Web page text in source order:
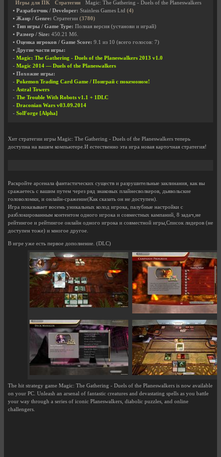
Игры для ПК
Стратегии
Magic: The Gathering - Duels of the Planeswalkers
• Разработчик / Developer: Stainless Games Ltd (4)
• Жанр / Genre: Стратегии (3780)
• Тип игры / Game Type: Полная версия (установи и играй)
• Размер / Size: 450.21 Мб.
• Оценка игроков / Game Score: 9.1 из 10 (всего голосов: 7)
• Другие части игры:
- Magic: The Gathering - Duels of the Planeswalkers 2013 v1.0
- Magic 2014 — Duels of the Planeswalkers
• Похожие игры:
- Pokemon Trading Card Game / Поиграй с покемоном!
- Astral Towers
- The Trouble With Robots v1.1 + 1DLC
- Draconian Wars v03.09.2014
- SolForge [Alpha]
Хит стратегии игры Magic: The Gathering - Duels of the Planeswalkers теперь
доступна на вашем компьютере.И естественно эта игра новая карточная стратегия!
Раскройте арсенала фантастических существ и разрушительные заклинания, как вы
сражаетесь с вашим путем через ряд знаковых плайнесволкеров, дьявольские
головоломки, и онлайн-сражение(Как сказать он не доступен).
Игра показывает восемь уникальных колод игрока, палубные настройки с
разблокированным контентом одного игрока и совместных кампаний, 8 задач,не
рейтингое и рейтингое онлайн одного игрока и совместной игры,Список лидеров (не
доступен тоже) и многое другое.
В игре уже есть первое дополнение. (DLC)
The hit strategy game Magic: The Gathering - Duels of the Planeswalkers is now available
on your PC. Unleash an arsenal of fantastic creatures and devastating spells as you battle
your way through a series of iconic Planeswalkers, diabolic puzzles, and online
challengers.